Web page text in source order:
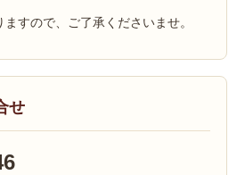
すので、ご了承くださいませ。
せ